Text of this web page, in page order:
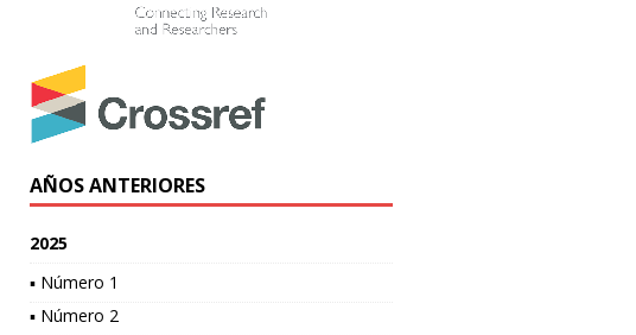
AÑOS ANTERIORES
2025
▪ Número 1
▪ Número 2